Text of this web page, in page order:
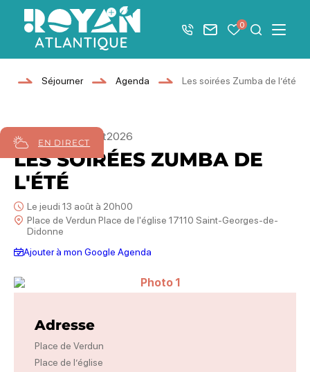
Afficher la barre de navigation du mode éco
Royan Atlantique
+33 5 46 08 21 00
Nous contacter
Mes favoris
0 JeMenu
Séjourner Agenda Les soirées Zumba de l’été
EN DIRECT
09 juillet 27août2026
LES SOIRÉES ZUMBA DE
L'ÉTÉ
Le jeudi 13 août à 20h00
Place de Verdun Place de l'église 17110 Saint-Georges-de-
Didonne
Ajouter à mon Google Agenda
Photo 1
Adresse
Place de Verdun
Place de l’église